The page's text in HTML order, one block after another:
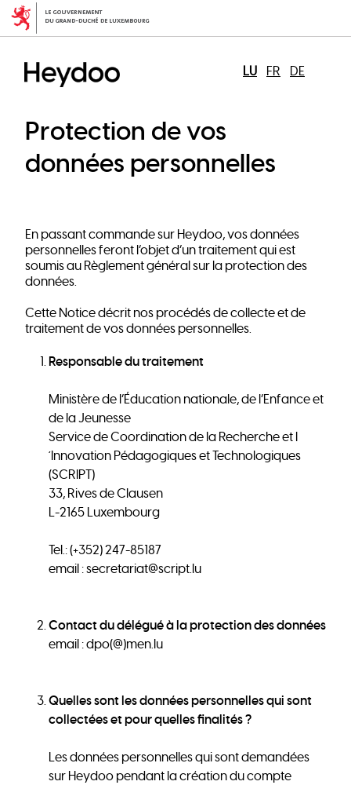
Skip
content
LU FR DE
Protection de vos
données personnelles
En passant commande sur Heydoo, vos données
personnelles feront l’objet d’un traitement qui est
soumis au Règlement général sur la protection des
données.
Cette Notice décrit nos procédés de collecte et de
traitement de vos données personnelles.
Responsable du traitement
Ministère de l’Éducation nationale, de l’Enfance et
de la Jeunesse
Service de Coordination de la Recherche et l
´Innovation Pédagogiques et Technologiques
(SCRIPT)
33, Rives de Clausen
L-2165 Luxembourg
Tel.: (+352) 247-85187
email : secretariat@script.lu
Contact du délégué à la protection des données
email : dpo(@)men.lu
Quelles sont les données personnelles qui sont
collectées et pour quelles finalités ?
Les données personnelles qui sont demandées
sur Heydoo pendant la création du compte